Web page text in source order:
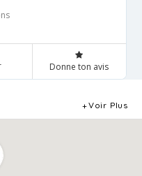
Donne ton avis
Voir Plus